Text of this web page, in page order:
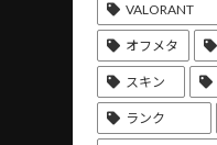
VALORANT
オフメタ
スキン
ランク